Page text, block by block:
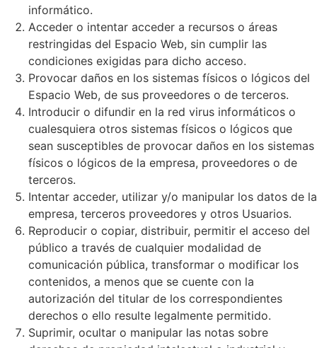
informático.
Acceder o intentar acceder a recursos o áreas
restringidas del Espacio Web, sin cumplir las
condiciones exigidas para dicho acceso.
Provocar daños en los sistemas físicos o lógicos del
Espacio Web, de sus proveedores o de terceros.
Introducir o difundir en la red virus informáticos o
cualesquiera otros sistemas físicos o lógicos que
sean susceptibles de provocar daños en los sistemas
físicos o lógicos de la empresa, proveedores o de
terceros.
Intentar acceder, utilizar y/o manipular los datos de la
empresa, terceros proveedores y otros Usuarios.
Reproducir o copiar, distribuir, permitir el acceso del
público a través de cualquier modalidad de
comunicación pública, transformar o modificar los
contenidos, a menos que se cuente con la
autorización del titular de los correspondientes
derechos o ello resulte legalmente permitido.
Suprimir, ocultar o manipular las notas sobre